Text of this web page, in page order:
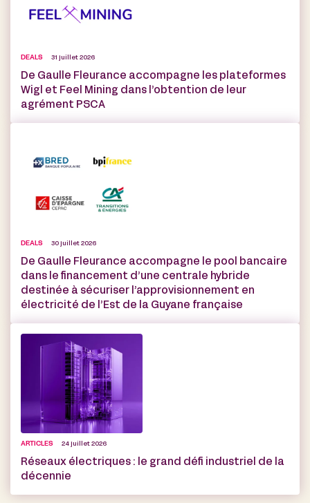
DEALS 31 juillet 2026
De Gaulle Fleurance accompagne les plateformes
Wigl et Feel Mining dans l’obtention de leur
agrément PSCA
DEALS 30 juillet 2026
De Gaulle Fleurance accompagne le pool bancaire
dans le financement d’une centrale hybride
destinée à sécuriser l’approvisionnement en
électricité de l’Est de la Guyane française
ARTICLES 24 juillet 2026
Réseaux électriques : le grand défi industriel de la
décennie